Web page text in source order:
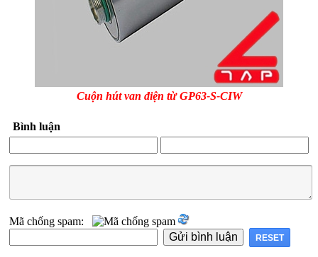
Cuộn hút van điện từ GP63-S-CIW
Bình luận
Mã chống spam: